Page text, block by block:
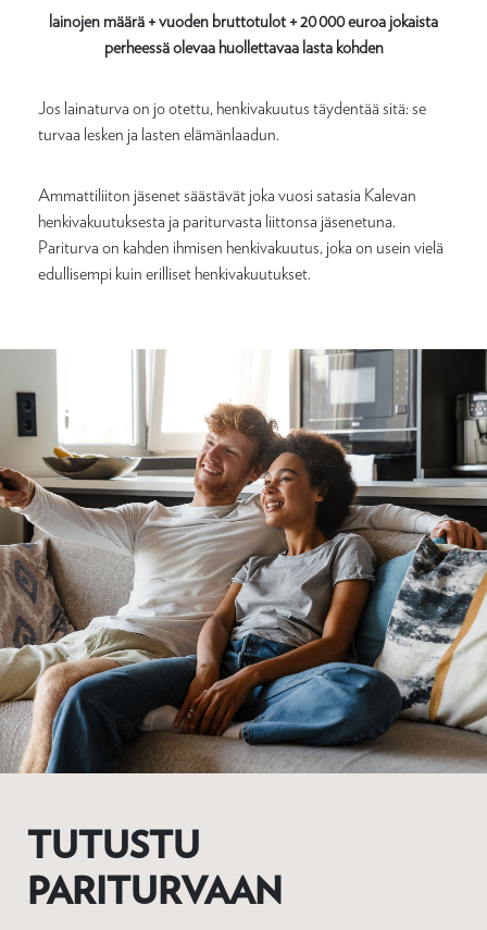
lainojen määrä + vuoden bruttotulot + 20 000 euroa jokaista
perheessä olevaa huollettavaa lasta kohden
Jos lainaturva on jo otettu, henkivakuutus täydentää sitä: se
turvaa lesken ja lasten elämänlaadun.
Ammattiliiton jäsenet säästävät joka vuosi satasia Kalevan
henkivakuutuksesta ja pariturvasta liittonsa jäsenetuna.
Pariturva on kahden ihmisen henkivakuutus, joka on usein vielä
edullisempi kuin erilliset henkivakuutukset.
TUTUSTU
PARITURVAAN